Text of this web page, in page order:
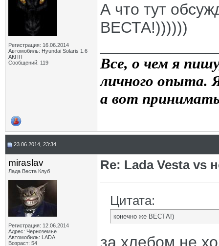
Регистрация: 16.06.2014
Автомобиль: Hyundai Solaris 1.6
АКПП
Сообщений: 119
А что тут
ВЕСТА!))))))
Все, о чем я
личного опыта.
а вот
23.06.2014, 23:34
miraslav
Лада Веста Клуб
Регистрация: 12.06.2014
Адрес: Черноземье
Автомобиль: LADA
Возраст: 54
Re: Lada Vesta vs
Цитата:
конечно же ВЕСТА!)
за хлебом не